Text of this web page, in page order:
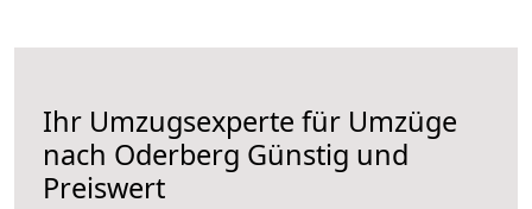
Ihr Umzugsexperte für Umzüge
nach Oderberg Günstig und
Preiswert